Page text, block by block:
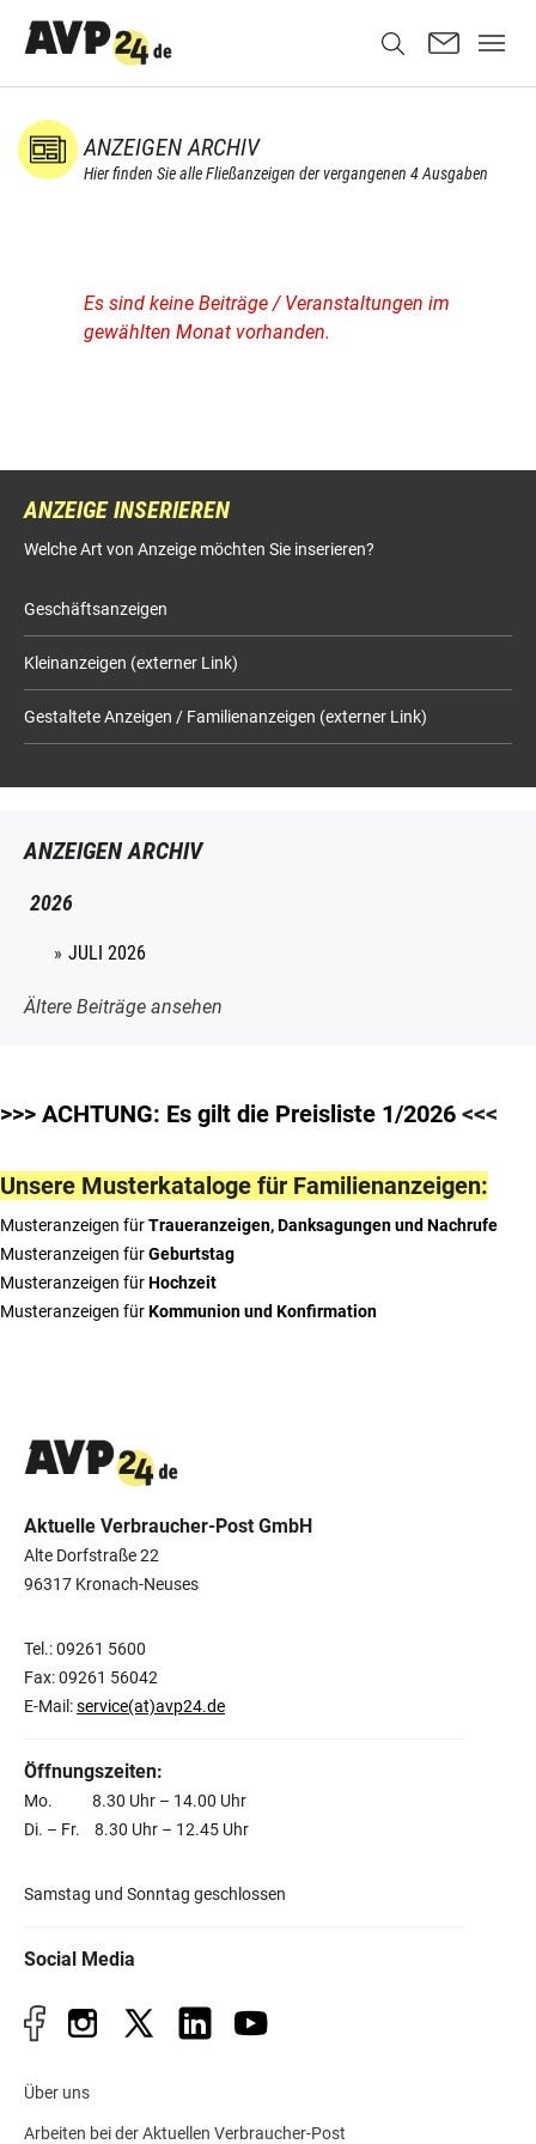
ANZEIGEN ARCHIV
Hier finden Sie alle Fließanzeigen der vergangenen 4 Ausgaben
Es sind keine Beiträge / Veranstaltungen im
gewählten Monat vorhanden.
ANZEIGE INSERIEREN
Welche Art von Anzeige möchten Sie inserieren?
Geschäftsanzeigen
Kleinanzeigen (externer Link)
Gestaltete Anzeigen / Familienanzeigen (externer Link)
ANZEIGEN ARCHIV
2026
JULI 2026
Ältere Beiträge ansehen
>>> ACHTUNG: Es gilt die Preisliste 1/2026 <<<
Unsere Musterkataloge für Familienanzeigen:
Musteranzeigen fürTraueranzeigen, Danksagungen und Nachrufe
Musteranzeigen fürGeburtstag
Musteranzeigen fürHochzeit
Musteranzeigen fürKommunion und Konfirmation
Aktuelle Verbraucher-Post GmbH
Alte Dorfstraße 22
96317 Kronach-Neuses
Tel.: 09261 5600
Fax: 09261 56042
E-Mail:service(at)avp24.de
Öffnungszeiten:
Mo. 8.30 Uhr – 14.00 Uhr
Di. – Fr. 8.30 Uhr – 12.45 Uhr
Samstag und Sonntag geschlossen
Social Media
Über uns
Arbeiten bei der Aktuellen Verbraucher-Post